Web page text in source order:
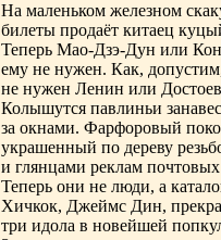
На маленьком железном
билеты продаёт китаец
Теперь Мао-Дзэ-Дун или
ему не нужен. Как,
не нужен Ленин или
Колышутся павлиньи
за окнами. Фарфоровый
украшенный по дереву
и глянцами реклам
Теперь они не люди, а
Хичкок, Джеймс Дин,
три идола в новейшей